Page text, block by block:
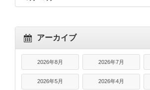
アーカイブ
2026年8月 2026年7月
2026年5月 2026年4月